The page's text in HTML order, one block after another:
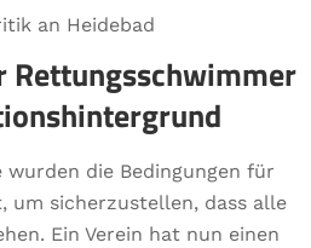
an Heidebad
Rettungsschwimmer
wurden die Bedingungen für
um sicherzustellen, dass alle
Ein Verein hat nun einen